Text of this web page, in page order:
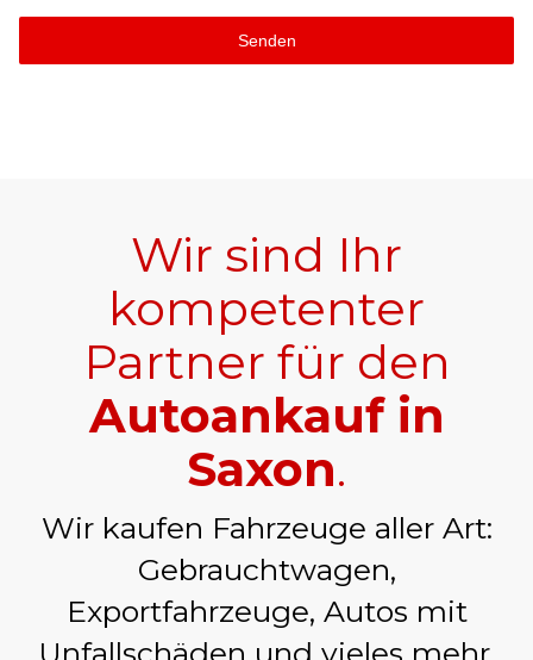
Senden
Wir sind Ihr
kompetenter
Partner für den
Autoankauf in
Saxon.
Wir kaufen Fahrzeuge aller Art:
Gebrauchtwagen,
Exportfahrzeuge, Autos mit
Unfallschäden und vieles mehr.